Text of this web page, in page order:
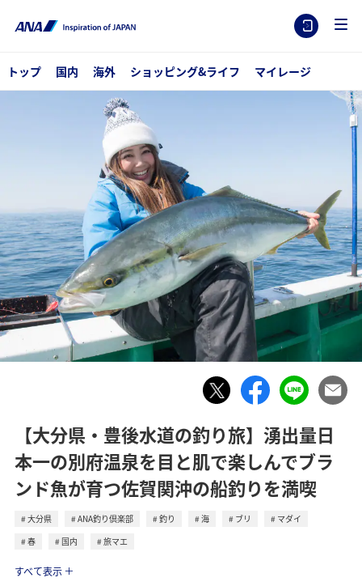
トップ 国内 海外 ショッピング&ライフ マイレージ
【大分県・豊後水道の釣り旅】湧出量日
本一の別府温泉を目と肌で楽しんでブラ
ンド魚が育つ佐賀関沖の船釣りを満喫
大分県 ANA釣り倶楽部 釣り 海 ブリ
マダイ
春
国内
旅マエ
すべて表示